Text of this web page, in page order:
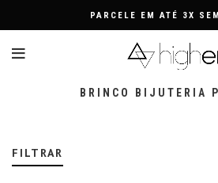
PARCELE EM ATÉ 3X
BRINCO BIJUTERIA
FILTRAR